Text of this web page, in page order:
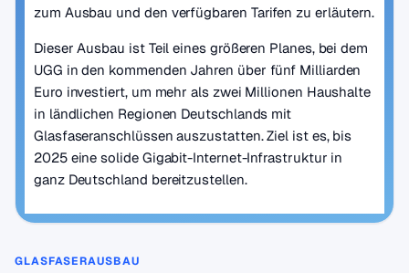
zum Ausbau und den verfügbaren Tarifen zu erläutern.
Dieser Ausbau ist Teil eines größeren Planes, bei dem
UGG in den kommenden Jahren über fünf Milliarden
Euro investiert, um mehr als zwei Millionen Haushalte
in ländlichen Regionen Deutschlands mit
Glasfaseranschlüssen auszustatten. Ziel ist es, bis
2025 eine solide Gigabit-Internet-Infrastruktur in
ganz Deutschland bereitzustellen.
GLASFASERAUSBAU